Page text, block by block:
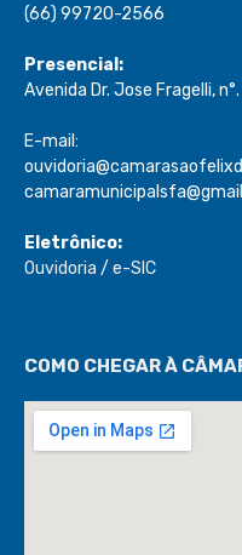
(66) 99720-2566
Presencial:
Avenida Dr. Jose Fragelli,
E-mail:
Eletrônico:
Ouvidoria / e-SIC
COMO CHEGAR À